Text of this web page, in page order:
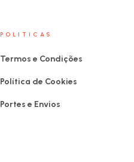
POLITICAS
Termos e Condições
Política de Cookies
Portes e Envios